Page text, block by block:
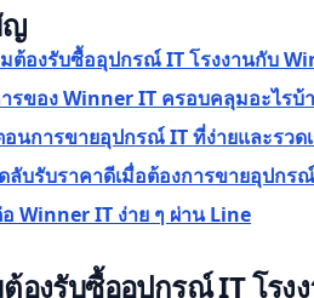
ญ
ต้องรับซื้ออุปกรณ์ IT โรงงานกับ
รของ Winner IT ครอบคลุมอะไรบ้
นการขายอุปกรณ์ IT ที่ง่ายและรวด
ลับรับราคาดีเมื่อต้องการขายอุปกร
Winner IT ง่าย ๆ ผ่าน Line
องรับซื้ออุปกรณ์ IT โรง